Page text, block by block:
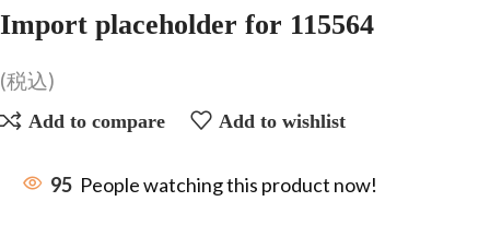
Import placeholder for 115564
(税込)
Add to compare Add to wishlist
95 People watching this product now!